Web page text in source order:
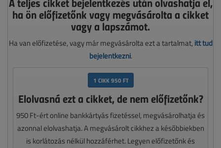
ha ön előfizetőnk vagy megvásárolta a cikket
vagy a lapszámot.
Ha van előfizetése, vagy már megvásárolta ezt a tartalmat, itt tud
bejelentkezni.
1 CIKK 950 FT
Elolvasná ezt a cikket, de nem előfizetőnk?
950 Ft-ért online bankkártyás fizetéssel, megvásárolhatja és
azonnal elolvashatja. A megvásárolt cikkhez a későbbiekben
is korlátozás nélkül hozzáférhet. Legyen előfizetőnk és